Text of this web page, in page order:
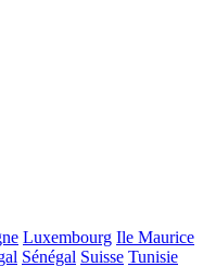
Luxembourg Ile Maurice
Sénégal Suisse Tunisie